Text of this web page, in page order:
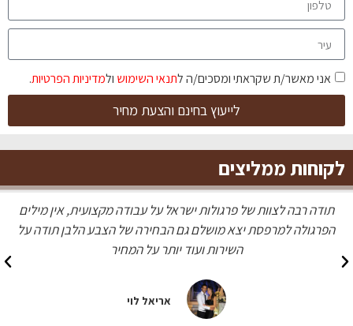
אני מאשר/ת שקראתי ומסכים/ה לתנאי השימוש ולמדיניות הפרטיות.
לייעוץ בחינם והצעת מחיר
לקוחות ממליצים
אין מילים
תודה על
עשו לי פרגולה מדהימה בצבע עץ טיק, כל השכנים
מעולה ומחיר הוגן